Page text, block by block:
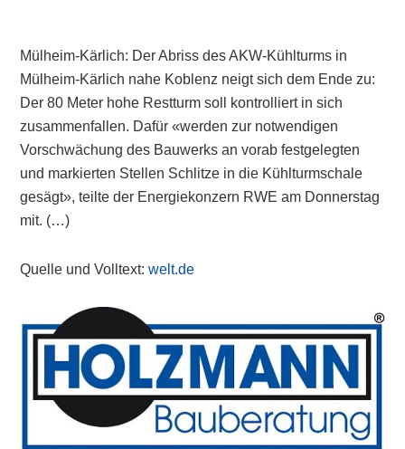
Mülheim-Kärlich: Der Abriss des AKW-Kühlturms in
Mülheim-Kärlich nahe Koblenz neigt sich dem Ende zu:
Der 80 Meter hohe Restturm soll kontrolliert in sich
zusammenfallen. Dafür «werden zur notwendigen
Vorschwächung des Bauwerks an vorab festgelegten
und markierten Stellen Schlitze in die Kühlturmschale
gesägt», teilte der Energiekonzern RWE am Donnerstag
mit. (…)
Quelle und Volltext:welt.de
Primary
Sidebar